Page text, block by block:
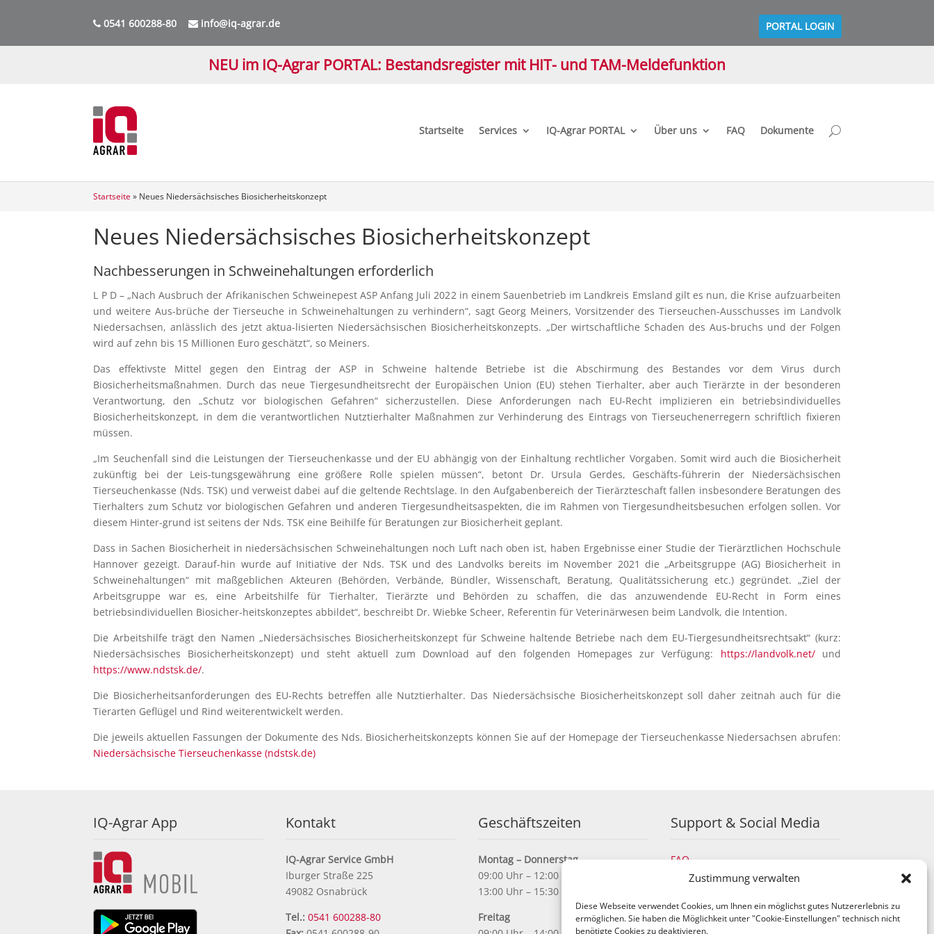
Zustimmung verwalten
Diese Webseite verwendet Cookies, um Ihnen ein möglichst gutes Nutzererlebnis zu
ermöglichen. Sie haben die Möglichkeit unter "Cookie-Einstellungen" technisch nicht
benötigte Cookies zu deaktivieren.
0541 600288-80 info@iq-agrar.de PORTAL LOGIN
NEU im IQ-Agrar PORTAL: Bestandsregister mit HIT- und TAM-Meldefunktion
Startseite Services IQ-Agrar PORTAL Über uns FAQ Dokumente
Startseite » Neues Niedersächsisches Biosicherheitskonzept
Neues Niedersächsisches Biosicherheitskonzept
Nachbesserungen in Schweinehaltungen erforderlich
L P D – „Nach Ausbruch der Afrikanischen Schweinepest ASP Anfang Juli 2022 in einem Sauenbetrieb im Landkreis Emsland gilt es nun, die Krise aufzuarbeiten
und weitere Aus-brüche der Tierseuche in Schweinehaltungen zu verhindern“, sagt Georg Meiners, Vorsitzender des Tierseuchen-Ausschusses im Landvolk
Niedersachsen, anlässlich des jetzt aktua-lisierten Niedersächsischen Biosicherheitskonzepts. „Der wirtschaftliche Schaden des Aus-bruchs und der Folgen
wird auf zehn bis 15 Millionen Euro geschätzt“, so Meiners.
Das effektivste Mittel gegen den Eintrag der ASP in Schweine haltende Betriebe ist die Abschirmung des Bestandes vor dem Virus durch
Biosicherheitsmaßnahmen. Durch das neue Tiergesundheitsrecht der Europäischen Union (EU) stehen Tierhalter, aber auch Tierärzte in der besonderen
Verantwortung, den „Schutz vor biologischen Gefahren“ sicherzustellen. Diese Anforderungen nach EU-Recht implizieren ein betriebsindividuelles
Biosicherheitskonzept, in dem die verantwortlichen Nutztierhalter Maßnahmen zur Verhinderung des Eintrags von Tierseuchenerregern schriftlich fixieren
müssen.
„Im Seuchenfall sind die Leistungen der Tierseuchenkasse und der EU abhängig von der Einhaltung rechtlicher Vorgaben. Somit wird auch die Biosicherheit
zukünftig bei der Leis-tungsgewährung eine größere Rolle spielen müssen“, betont Dr. Ursula Gerdes, Geschäfts-führerin der Niedersächsischen
Tierseuchenkasse (Nds. TSK) und verweist dabei auf die geltende Rechtslage. In den Aufgabenbereich der Tierärzteschaft fallen insbesondere Beratungen des
Tierhalters zum Schutz vor biologischen Gefahren und anderen Tiergesundheitsaspekten, die im Rahmen von Tiergesundheitsbesuchen erfolgen sollen. Vor
diesem Hinter-grund ist seitens der Nds. TSK eine Beihilfe für Beratungen zur Biosicherheit geplant.
Dass in Sachen Biosicherheit in niedersächsischen Schweinehaltungen noch Luft nach oben ist, haben Ergebnisse einer Studie der Tierärztlichen Hochschule
Hannover gezeigt. Darauf-hin wurde auf Initiative der Nds. TSK und des Landvolks bereits im November 2021 die „Arbeitsgruppe (AG) Biosicherheit in
Schweinehaltungen“ mit maßgeblichen Akteuren (Behörden, Verbände, Bündler, Wissenschaft, Beratung, Qualitätssicherung etc.) gegründet. „Ziel der
Arbeitsgruppe war es, eine Arbeitshilfe für Tierhalter, Tierärzte und Behörden zu schaffen, die das anzuwendende EU-Recht in Form eines
betriebsindividuellen Biosicher-heitskonzeptes abbildet“, beschreibt Dr. Wiebke Scheer, Referentin für Veterinärwesen beim Landvolk, die Intention.
Die Arbeitshilfe trägt den Namen „Niedersächsisches Biosicherheitskonzept für Schweine haltende Betriebe nach dem EU-Tiergesundheitsrechtsakt“ (kurz:
Niedersächsisches Biosicherheitskonzept) und steht aktuell zum Download auf den folgenden Homepages zur Verfügung: https://landvolk.net/und
https://www.ndstsk.de/.
Die Biosicherheitsanforderungen des EU-Rechts betreffen alle Nutztierhalter. Das Niedersächsische Biosicherheitskonzept soll daher zeitnah auch für die
Tierarten Geflügel und Rind weiterentwickelt werden.
Die jeweils aktuellen Fassungen der Dokumente des Nds. Biosicherheitskonzepts können Sie auf der Homepage der Tierseuchenkasse Niedersachsen abrufen:
Niedersächsische Tierseuchenkasse (ndstsk.de)
IQ-Agrar App Kontakt
IQ-Agrar Service GmbH
Iburger Straße 225
49082 Osnabrück
Tel.: 0541 600288-80
Geschäftszeiten
Montag – Donnerstag
09:00 Uhr – 12:00 Uhr
13:00 Uhr – 15:30 Uhr
Freitag
Support & Social Media
FAQ
Schulungen
YouTube
Instagram